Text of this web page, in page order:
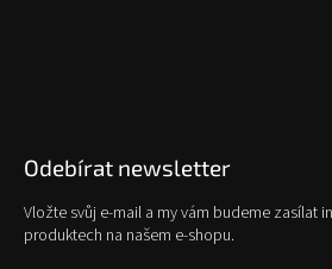
Odebírat newsletter
Vložte svůj e-mail a my vám budeme zasílat
produktech na našem e-shopu.